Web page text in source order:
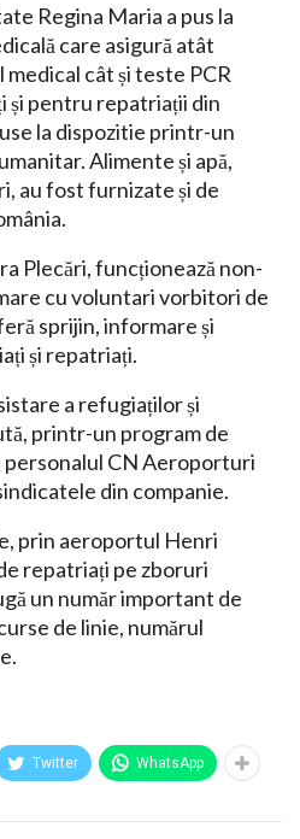
Regina Maria a pus la
care asigură atât
cât și teste PCR
pentru repatriații din
la dispozitie printr-un
Alimente și apă,
au fost furnizate și de
Plecări, funcționează non-
cu voluntari vorbitori de
sprijin, informare și
și repatriați.
a refugiaților și
printr-un program de
CN Aeroporturi
din companie.
prin aeroportul Henri
repatriați pe zboruri
un număr important de
de linie, numărul
Twitter WhatsApp